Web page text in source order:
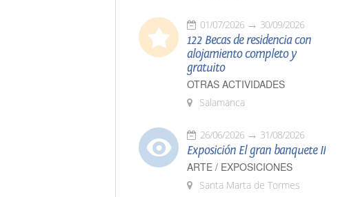
01/07/2026 30/09/2026
122 Becas de residencia con
alojamiento completo y
gratuito
OTRAS ACTIVIDADES
Salamanca
26/06/2026 31/08/2026
Exposición El gran banquete II
ARTE / EXPOSICIONES
Santa Marta de Tormes